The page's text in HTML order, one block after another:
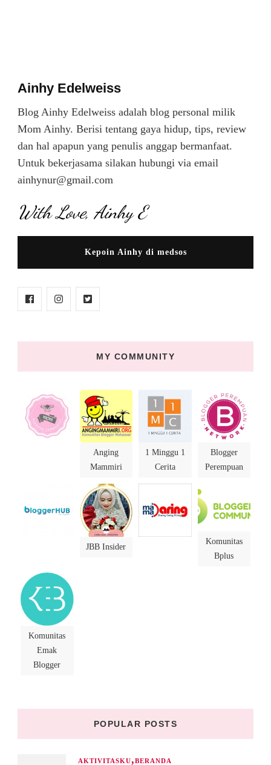
Ainhy Edelweiss
Blog Ainhy Edelweiss adalah blog personal milik
Mom Ainhy. Berisi tentang gaya hidup, tips, review
dan hal apapun yang penulis anggap bermanfaat.
Untuk bekerjasama silakan hubungi via email
ainhynur@gmail.com
With Love, Ainhy E
Kepoin Ainhy di medsos
MY COMMUNITY
Anging
Mammiri
1 Minggu 1
Cerita
Blogger
Perempuan
JBB Insider
Komunitas
Bplus
Komunitas
Emak
Blogger
POPULAR POSTS
AKTIVITASKU BERANDA